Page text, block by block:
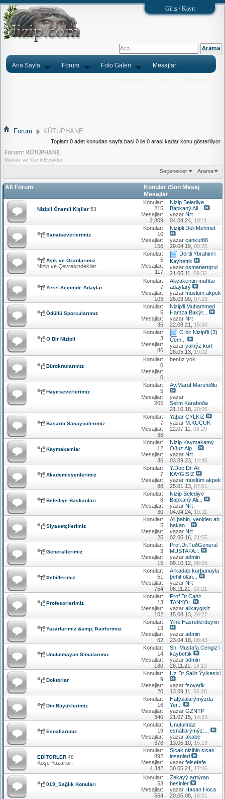
Giriş / Kayıt
Ana Sayfa Forum Foto Galeri Mesajlar
Forum KÜTÜPHANE
Toplam 0 adet konudan sayfa basi 0 ile 0 arasi kadar konu gösteriliyor
Forum: KÜTÜPHANE
Makale ve Yazılı Evraklar
Seçenekler Arama
Alt Forum
Konular /
Mesajlar
Son Mesaj
Nizipli Önemli Kişiler 53
Konular:
215
Mesajlar:
2.809
Nizip Belediye
Baþkaný Ali...
yazar Nrt
04.04.24, 10:11
Sanatseverlerimiz
Konular:
10
Mesajlar:
156
Nizipli Deli Mehmet
yazar cankut88
29.04.19, 00:25
Aşık ve Ozanlarımız
Nizip ve Çevresindekiler
Konular:
5
Mesajlar:
117
Dertli Ýbrahim'i
Kaybettik
yazar osmanertgrul
21.05.11, 09:32
Yerel Seçimde Adaylar
Konular:
7
Mesajlar:
103
Akçakentin muhtar
adaylarý
yazar müslüm akpek
26.03.09, 07:23
Ödüllü Sporcularımız
Konular:
5
Mesajlar:
35
Nizip'li Muhammed
Hamza Bakýr...
yazar Nrt
22.08.21, 15:50
O Bir Nizipli
Konular:
3
Mesajlar:
86
O bir Nizipl'li (3)
Cem...
yazar yalnýz kurt
28.05.13, 19:02
Bürokratlarımız
Konular:
0
Mesajlar:
0
henüz yok
Hayırseverlerimiz
Konular:
5
Mesajlar:
205
Av.Maruf Marufoðlu
yazar
Selim Karaboða
21.10.18, 20:06
Başarılı Sanayicilerimiz
Konular:
7
Mesajlar:
38
Yaþar ÇÝLKIZ
yazar M.KÜÇÜK
22.07.11, 08:29
Kaymakamlar
Konular:
12
Mesajlar:
36
Nizip Kaymakamý
Oðuz Alp...
yazar Nrt
03.09.23, 14:46
Akademisyenlerimiz
Konular:
7
Mesajlar:
88
Y.Doç.Dr. Ali
KAYGISIZ
yazar müslüm akpek
25.01.13, 07:51
Belediye Başkanları
Konular:
8
Mesajlar:
30
Nizip Belediye
Baþkaný Ali...
yazar Nrt
04.04.24, 10:11
Siyasetçilerimiz
Konular:
5
Mesajlar:
25
Ali þahin, yeniden ab
bakan...
yazar Nrt
02.06.16, 21:55
Generallerimiz
Konular:
3
Mesajlar:
15
Prof.Dr.TuðGeneral
MUSTAFA...
yazar admin
09.10.12, 08:06
Þehitlerimiz
Konular:
51
Mesajlar:
754
Arkadaþ kurþunuyla
þehit olan...
yazar Nrt
06.11.21, 10:21
Profesorlerimiz
Konular:
13
Mesajlar:
102
Prof.Dr.Cahit
TANYOL
yazar alikaygisiz
15.08.13, 20:22
Yazarlarımız &amp; Þairlerimiz
Konular:
13
Mesajlar:
62
Yine Hasretlerdeyim
yazar admin
23.04.18, 08:43
Unutulmayan Simalarımız
Konular:
14
Mesajlar:
180
Sn. Mustafa Cengiz'i
kaybettik
yazar admin
28.11.21, 16:13
Doktorlar
Konular:
9
Mesajlar:
20
Uz.Dr Salih Ýyikesici
yazar fsoyarik
13.09.11, 06:20
Din Büyüklerimiz
Konular:
16
Mesajlar:
340
Hafýzalarýmýzda
Yer...
yazar GZNTP
21.07.15, 14:23
Esnaflarımız
Konular:
19
Mesajlar:
378
Unutulmaz
esnaflarýmýz:...
yazar akabe
13.05.10, 15:19
EDİTORLER 48
Köşe Yazarları
Konular:
892
Mesajlar:
4.342
Sicak nizibin sicak
insanlari
yazar felsefefe
30.05.21, 17:06
019_Sağlık Konuları
Konular:
53
Mesajlar:
564
Zekayý arttýran
besinler
yazar Hasan Hoca
20.05.08, 16:01